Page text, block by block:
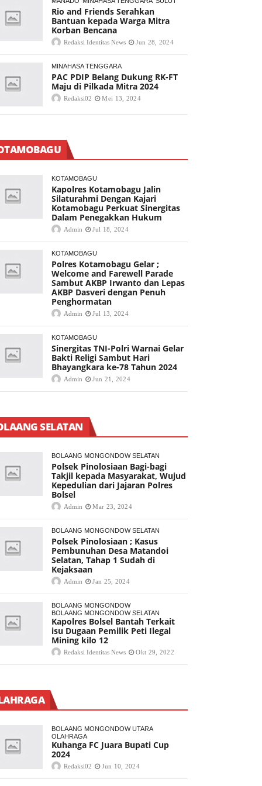
Rio and Friends Serahkan
Bantuan kepada Warga Mitra
Korban Bencana
Redaksi Identitas News Jun 28, 2024
MINAHASA TENGGARA
PAC PDIP Belang Dukung RK-FT
Maju di Pilkada Mitra 2024
Redaksi02 Mei 13, 2024
KOTAMOBAGU
Kapolres Kotamobagu Jalin
Silaturahmi Dengan Kajari
Kotamobagu Perkuat Sinergitas
Dalam Penegakkan Hukum
Admin Jul 18, 2024
KOTAMOBAGU
Polres Kotamobagu Gelar ;
Welcome and Farewell Parade
Sambut AKBP Irwanto dan Lepas
AKBP Dasveri dengan Penuh
Penghormatan
Admin Jul 13, 2024
KOTAMOBAGU
Sinergitas TNI-Polri Warnai Gelar
Bakti Religi Sambut Hari
Bhayangkara ke-78 Tahun 2024
Admin Jun 21, 2024
SELATAN
BOLAANG MONGONDOW SELATAN
Polsek Pinolosiaan Bagi-bagi
Takjil kepada Masyarakat, Wujud
Kepedulian dari Jajaran Polres
Bolsel
Admin Mar 23, 2024
BOLAANG MONGONDOW SELATAN
Polsek Pinolosiaan ; Kasus
Pembunuhan Desa Matandoi
Selatan, Tahap 1 Sudah di
Kejaksaan
Admin Jan 25, 2024
BOLAANG MONGONDOW
BOLAANG MONGONDOW SELATAN
Kapolres Bolsel Bantah Terkait
isu Dugaan Pemilik Peti Ilegal
Mining kilo 12
Redaksi Identitas News Okt 29, 2022
BOLAANG MONGONDOW UTARA
OLAHRAGA
Kuhanga FC Juara Bupati Cup
2024
Redaksi02 Jun 10, 2024